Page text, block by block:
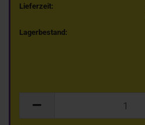
Lieferzeit:
Lagerbestand: